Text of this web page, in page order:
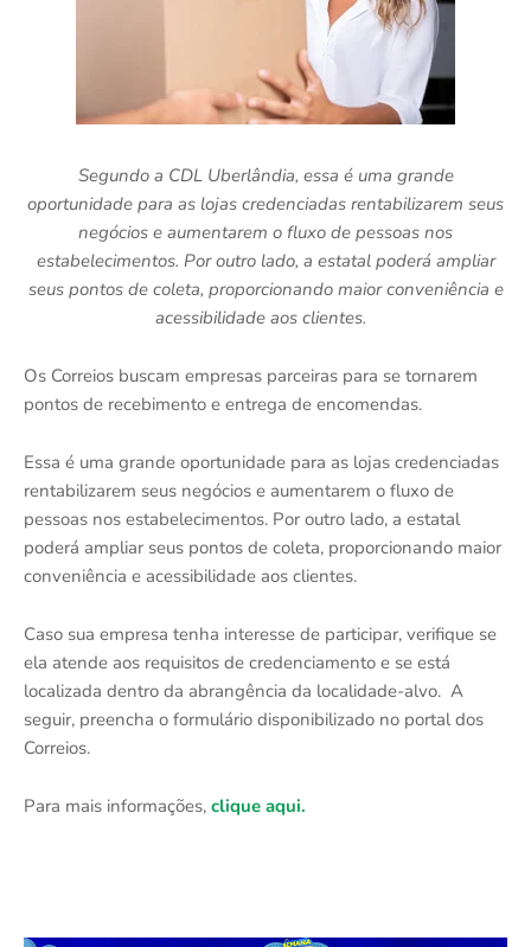
Segundo a CDL Uberlândia, essa é uma grande
oportunidade para as lojas credenciadas rentabilizarem seus
negócios e aumentarem o fluxo de pessoas nos
estabelecimentos. Por outro lado, a estatal poderá ampliar
seus pontos de coleta, proporcionando maior conveniência e
acessibilidade aos clientes.
Os Correios buscam empresas parceiras para se tornarem
pontos de recebimento e entrega de encomendas.
Essa é uma grande oportunidade para as lojas credenciadas
rentabilizarem seus negócios e aumentarem o fluxo de
pessoas nos estabelecimentos. Por outro lado, a estatal
poderá ampliar seus pontos de coleta, proporcionando maior
conveniência e acessibilidade aos clientes.
Caso sua empresa tenha interesse de participar, verifique se
ela atende aos requisitos de credenciamento e se está
localizada dentro da abrangência da localidade-alvo. A
seguir, preencha o formulário disponibilizado no portal dos
Correios.
Para mais informações, clique aqui.